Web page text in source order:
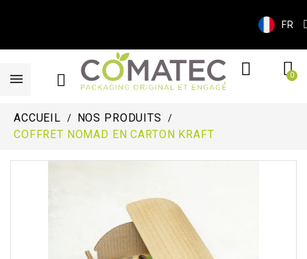
FR
ACCUEIL
NOS PRODUITS
COFFRET NOMAD EN CARTON KRAFT